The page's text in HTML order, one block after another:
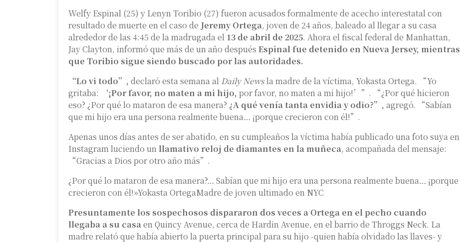
Welfy Espinal (25) y Lenyn Toribio (27) fueron acusados ​​formalmente de acecho interestatal con
resultado de muerte en el caso de Jeremy Ortega, joven de 24 años, baleado al llegar a su casa
alrededor de las 4:45 de la madrugada el 13 de abril de 2025. Ahora el fiscal federal de Manhattan,
Jay Clayton, informó que más de un año después Espinal fue detenido en Nueva Jersey, mientras
que Toribio sigue siendo buscado por las autoridades.
“Lo vi todo”, declaró esta semana al Daily Newsla madre de la víctima, Yokasta Ortega. “Yo
gritaba: ‘¡Por favor, no maten a mi hijo, por favor, no maten a mi hijo!’”. “¿Por qué hicieron
eso? ¿Por qué lo mataron de esa manera? ¿A qué venía tanta envidia y odio?”, agregó. “Sabían
que mi hijo era una persona realmente buena… ¡porque crecieron con él!”.
Apenas unos días antes de ser abatido, en su cumpleaños la víctima había publicado una foto suya en
Instagram luciendo un llamativo reloj de diamantes en la muñeca, acompañada del mensaje:
“Gracias a Dios por otro año más”.
¿Por qué lo mataron de esa manera?… Sabían que mi hijo era una persona realmente buena… ¡porque
crecieron con él!»Yokasta OrtegaMadre de joven ultimado en NYC
Presuntamente los sospechosos dispararon dos veces a Ortega en el pecho cuando
llegaba a su casaen Quincy Avenue, cerca de Hardin Avenue, en el barrio de Throggs Neck. La
madre relató que había abierto la puerta principal para su hijo -quien había olvidado las llaves- y